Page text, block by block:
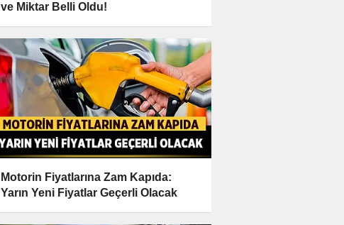
ve Miktar Belli Oldu!
Motorin Fiyatlarına Zam Kapıda:
Yarın Yeni Fiyatlar Geçerli Olacak